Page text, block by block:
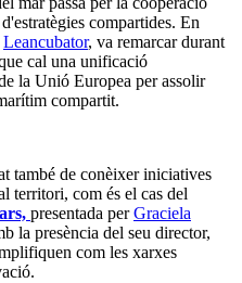
compartides. En
Leancubator, va remarcar durant
cal una unificació
la Unió Europea per assolir
compartit.
també de conèixer iniciatives
territori, com és el cas del
presentada perGraciela
la presència del seu director,
com les xarxes